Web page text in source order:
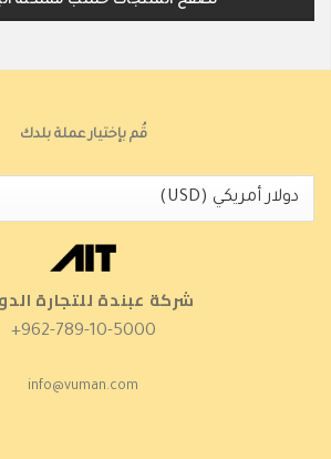
قُم بإختيار عملة بلدك
شركة عبندة للتجارة
962-789-10-5000+
info@vuman.com